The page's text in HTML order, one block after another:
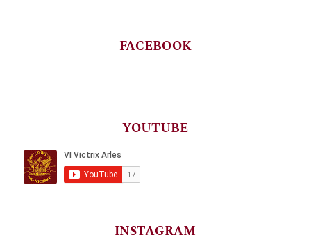
FACEBOOK
YOUTUBE
INSTAGRAM